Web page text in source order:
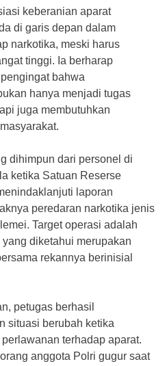
keberanian aparat
di garis depan dalam
narkotika, meski harus
tinggi. Ia berharap
bahwa
hanya menjadi tugas
juga membutuhkan
dihimpun dari personel di
ketika Satuan Reserse
laporan
peredaran narkotika jenis
Target operasi adalah
diketahui merupakan
rekannya berinisial
petugas berhasil
situasi berubah ketika
terhadap aparat.
anggota Polri gugur saat